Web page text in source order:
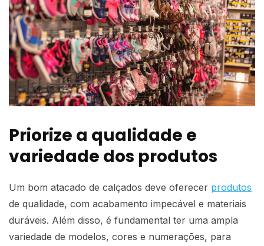
Priorize a qualidade e
variedade dos produtos
Um bom atacado de calçados deve oferecer produtos
de qualidade, com acabamento impecável e materiais
duráveis. Além disso, é fundamental ter uma ampla
variedade de modelos, cores e numerações, para